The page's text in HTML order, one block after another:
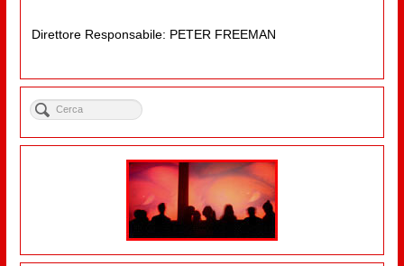
Direttore Responsabile: PETER FREEMAN